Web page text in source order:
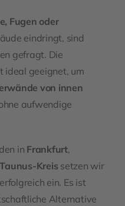
Fugen oder
eindringt, sind
gefragt. Die
ideal geeignet, um
von innen
aufwendige
in Frankfurt,
Kreis setzen wir
ein. Es ist
Alternative